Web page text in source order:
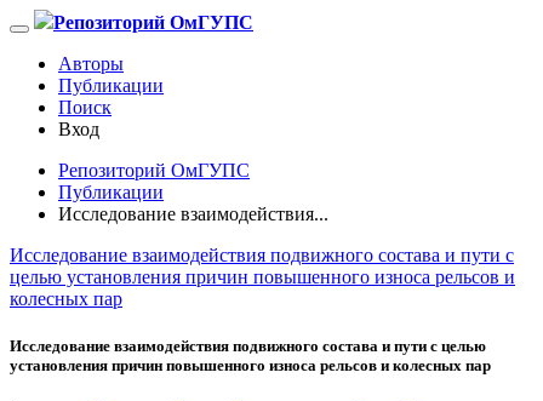
Репозиторий ОмГУПС
Авторы
Публикации
Поиск
Вход
Репозиторий ОмГУПС
Публикации
Исследование взаимодействия...
Исследование взаимодействия подвижного состава и пути с
целью установления причин повышенного износа рельсов и
колесных пар
Исследование взаимодействия подвижного состава и пути с целью
установления причин повышенного износа рельсов и колесных пар